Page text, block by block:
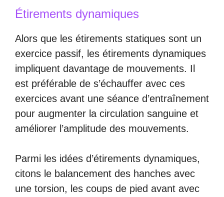
Étirements dynamiques
Alors que les étirements statiques sont un
exercice passif, les étirements dynamiques
impliquent davantage de mouvements. Il
est préférable de s’échauffer avec ces
exercices avant une séance d’entraînement
pour augmenter la circulation sanguine et
améliorer l’amplitude des mouvements.
Parmi les idées d’étirements dynamiques,
citons le balancement des hanches avec
une torsion, les coups de pied avant avec